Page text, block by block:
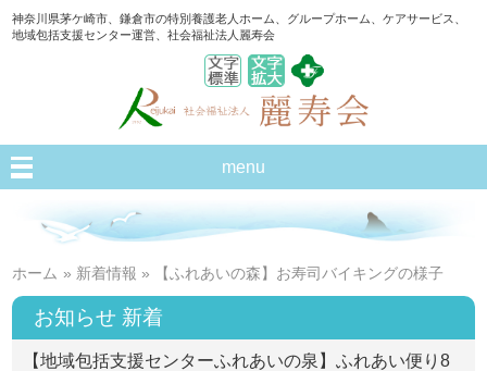
神奈川県茅ケ崎市、鎌倉市の特別養護老人ホーム、グループホーム、ケアサービス、
地域包括支援センター運営、社会福祉法人麗寿会
menu
ホーム » 新着情報 » 【ふれあいの森】お寿司バイキングの様子
お知らせ 新着
【地域包括支援センターふれあいの泉】ふれあい便り8